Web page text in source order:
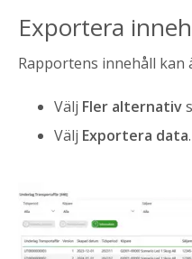
Exportera
Rapportens innehåll kan
Välj Fler alternativ
Välj Exportera data.